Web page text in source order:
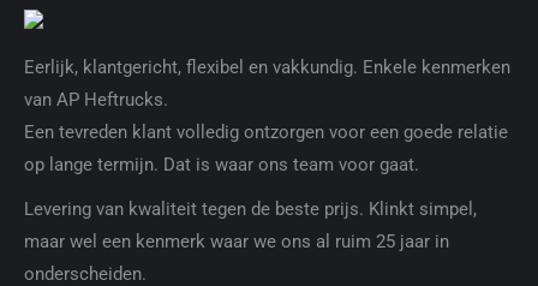
Eerlijk, klantgericht, flexibel en vakkundig. Enkele kenmerken
van AP Heftrucks.
Een tevreden klant volledig ontzorgen voor een goede relatie
op lange termijn. Dat is waar ons team voor gaat.
Levering van kwaliteit tegen de beste prijs. Klinkt simpel,
maar wel een kenmerk waar we ons al ruim 25 jaar in
onderscheiden.